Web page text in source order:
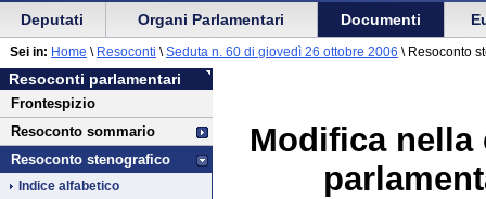
Menu
di
ausilio
alla
navigazione
Vai
Menu
di
navigazione
principale
Menu
di
navigazione
principale
Vai
menu
di
sezione
Deputati Organi Parlamentari Documenti
Vai
al
contenuto
Resoconti parlamentari
Frontespizio
Resoconto sommario
Resoconto stenografico
Indice alfabetico
Sei in: Home \ Resoconti \ Seduta n. 60 di giovedì 26 ottobre 2006 \ Resoconto
Modifica